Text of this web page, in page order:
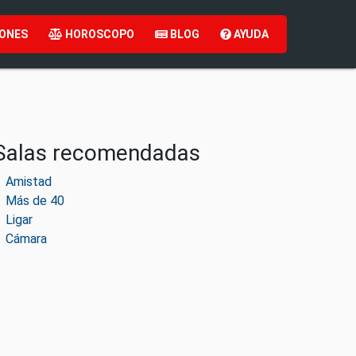
HOROSCOPO BLOG AYUDA
recomendadas
Amistad
Más de 40
Ligar
Cámara